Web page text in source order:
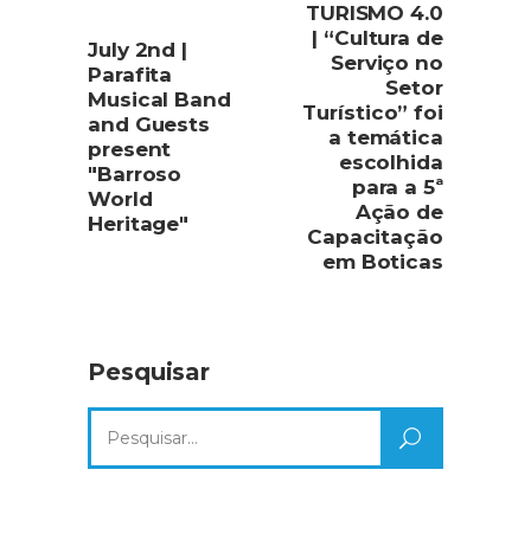
July 2nd |
Parafita
Musical Band
and Guests
present
"Barroso
World
Heritage"
TURISMO 4.0
| “Cultura de
Serviço no
Setor
Turístico” foi
a temática
escolhida
para a 5ª
Ação de
Capacitação
em Boticas
Pesquisar
for: